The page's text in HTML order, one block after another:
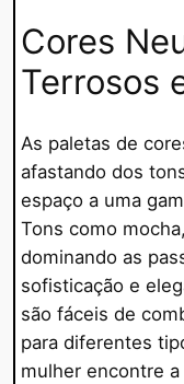
Cores
Terrosos
As paletas de
afastando dos
espaço a uma
Tons como
dominando as
sofisticação e
são fáceis de
para diferentes
mulher encontre